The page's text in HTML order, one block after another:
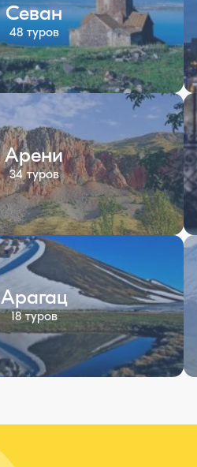
Севан
48 туров
Арени
34 туров
Арагац
18 туров